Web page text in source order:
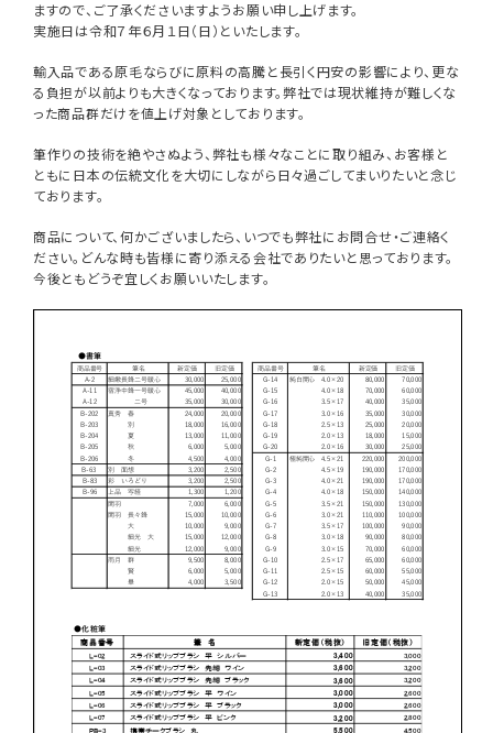
用途で選ぶ
私たちについて
ご利用ガイド
プライバシーポリシー
特定商取引法について
お問い合わせ
ますので、ご了承くださいますようお願い申し上げます。
実施日は令和７年６月１日（日）といたします。
輸入品である原毛ならびに原料の高騰と長引く円安の影響により、更な
る負担が以前よりも大きくなっております。弊社では現状維持が難しくな
った商品群だけを値上げ対象としております。
筆作りの技術を絶やさぬよう、弊社も様々なことに取り組み、お客様と
ともに日本の伝統文化を大切にしながら日々過ごしてまいりたいと念じ
ております。
商品について、何かございましたら、いつでも弊社にお問合せ・ご連絡く
ださい。どんな時も皆様に寄り添える会社でありたいと思っております。
今後ともどうぞ宜しくお願いいたします。